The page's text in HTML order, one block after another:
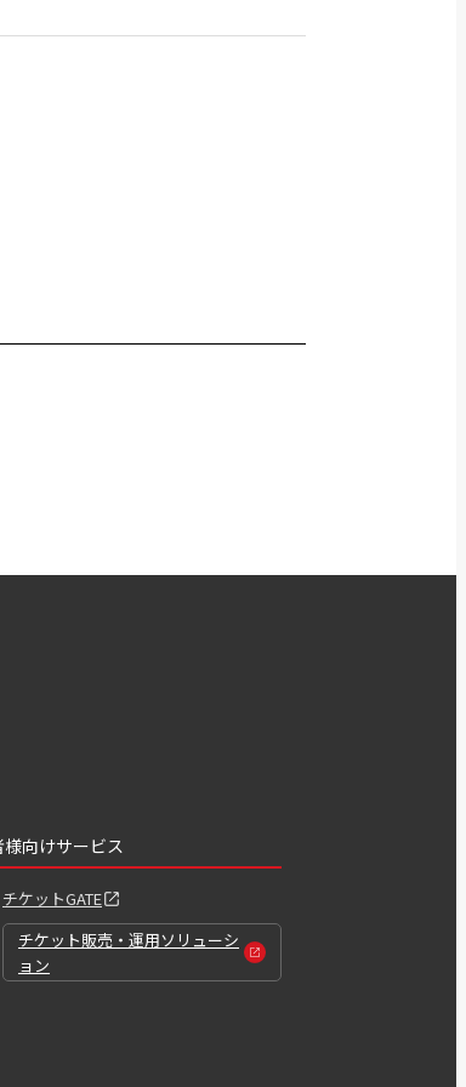
向けサービス
チケットGATE
チケット販売・運用ソリューシ
ョン